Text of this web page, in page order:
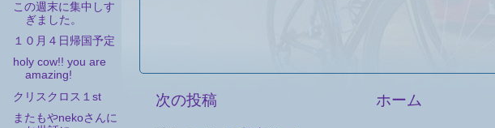
次の投稿 ホーム
この週末に集中しす
ぎました。
１０月４日帰国予定
holy cow!! you are
amazing!
クリスクロス１st
またもやnekoさんに